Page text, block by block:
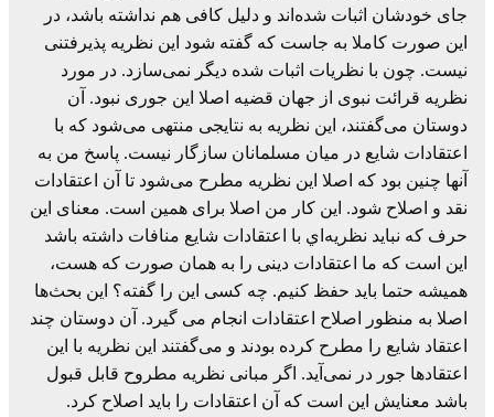
جای خودشان اثبات شده‌اند و دلیل کافی هم نداشته باشد، در
این صورت کاملا به جاست که گفته شود این نظریه پذیرفتنی
نیست. چون با نظریات اثبات شده دیگر نمی‌سازد. در مورد
نظریه قرائت نبوی از جهان قضیه اصلا این جوری نبود. آن
دوستان می‌گفتند، این نظریه به نتایجی منتهی می‌شود که با
اعتقادات شایع در میان مسلمانان سازگار نیست. پاسخ من به
آنها چنین بود که اصلا این نظریه مطرح می‌شود تا آن اعتقادات
نقد و اصلاح شود. این کار من اصلا برای همین است. معنای این
حرف که نباید نظريه‌اي با اعتقادات شایع منافات داشته باشد
این است که ما اعتقادات دینی را به همان صورت که هست،
همیشه حتما باید حفظ کنیم. چه کسی این را گفته؟ این بحث‌ها
اصلا به منظور اصلاح اعتقادات انجام می گیرد. آن دوستان چند
اعتقاد شایع را مطرح کرده بودند و می‌گفتند این نظریه‌ با این
اعتقادها جور در نمی‌آید. اگر مبانی نظریه مطروح قابل قبول
باشد معنایش این است که آن اعتقادات را باید اصلاح کرد.